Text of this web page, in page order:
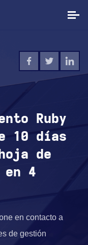
Ruby
10 días
de
4
en contacto a
de gestión